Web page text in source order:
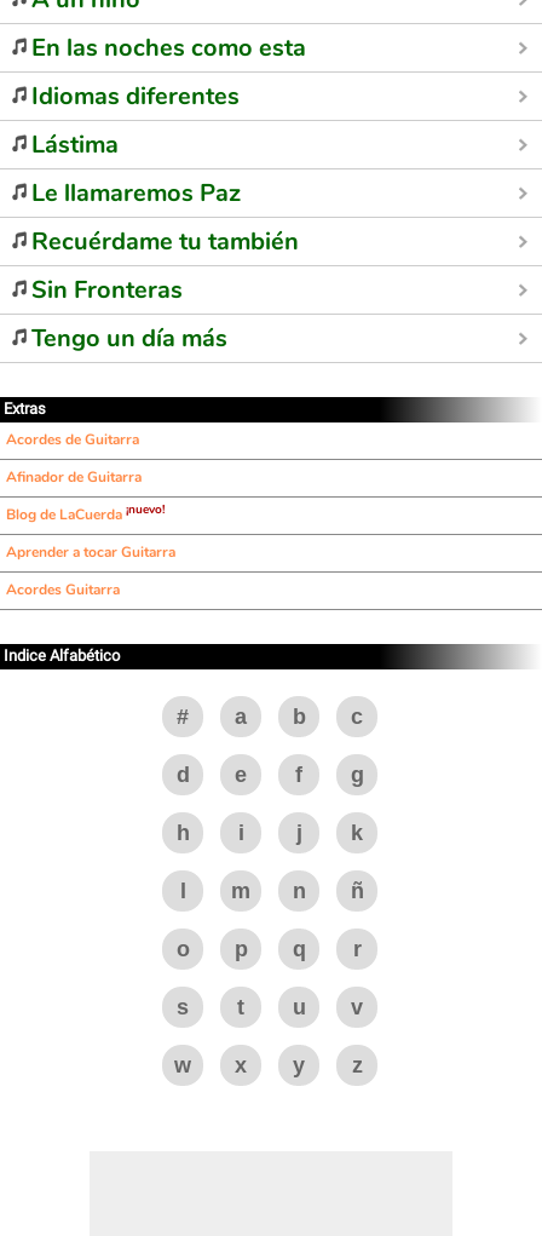
En las noches como esta
Idiomas diferentes
Lástima
Le llamaremos Paz
Recuérdame tu también
Sin Fronteras
Tengo un día más
Extras
Acordes de Guitarra
Afinador de Guitarra
Blog de LaCuerda ¡nuevo!
Aprender a tocar Guitarra
Acordes Guitarra
Indice Alfabético
# a b c
d e f g
h i j k
m n ñ
o p q r
s t u v
w x y z